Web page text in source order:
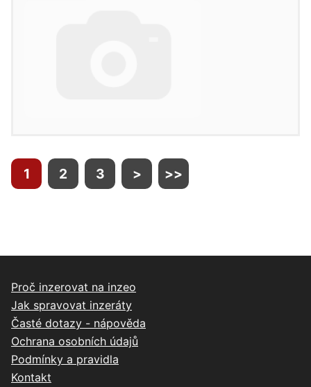
1 2 3 > >>
Proč inzerovat na inzeo
Jak spravovat inzeráty
Časté dotazy - nápověda
Ochrana osobních údajů
Podmínky a pravidla
Kontakt